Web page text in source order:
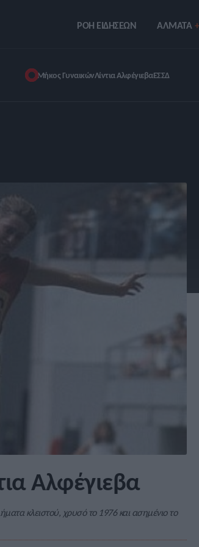
ΡΟΗ ΕΙΔΗΣΕΩΝ ΑΛΜΑΤΑ
Μήκος ΓυναικώνΛίντια ΑλφέγιεβαΕΣΣΔ
Αλφέγιεβα
κλειστού, χρυσό το 1976 και ασημένιο το